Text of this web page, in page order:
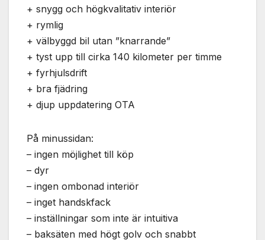
+ snygg och högkvalitativ interiör
+ rymlig
+ välbyggd bil utan ”knarrande”
+ tyst upp till cirka 140 kilometer per timme
+ fyrhjulsdrift
+ bra fjädring
+ djup uppdatering OTA
På minussidan:
– ingen möjlighet till köp
– dyr
– ingen ombonad interiör
– inget handskfack
– inställningar som inte är intuitiva
– baksäten med högt golv och snabbt
med dig av dina
intressen och ditt